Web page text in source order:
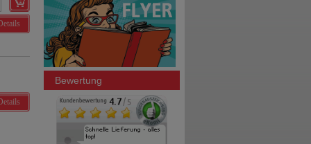
Details
Bewertung